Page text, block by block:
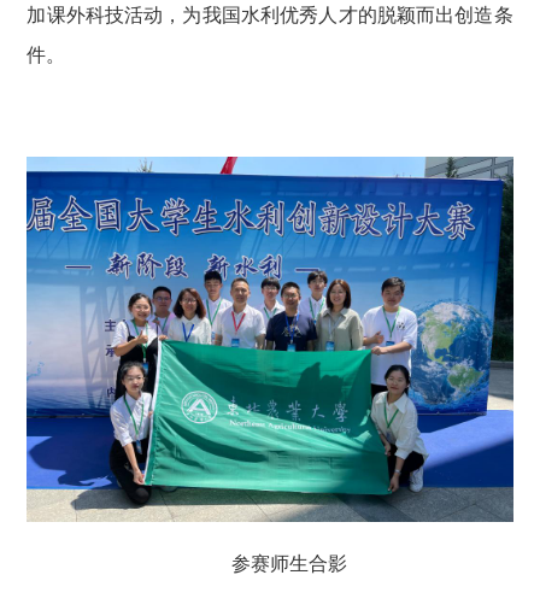
加课外科技活动，为我国水利优秀人才的脱颖而出创造条
件。
参赛师生合影